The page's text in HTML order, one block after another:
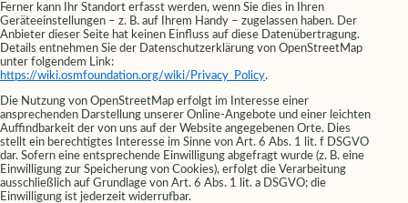
Ferner kann Ihr Standort erfasst werden, wenn Sie dies in Ihren
Geräteeinstellungen – z. B. auf Ihrem Handy – zugelassen haben. Der
Anbieter dieser Seite hat keinen Einfluss auf diese Datenübertragung.
Details entnehmen Sie der Datenschutzerklärung von OpenStreetMap
unter folgendem Link:
https://wiki.osmfoundation.org/wiki/Privacy_Policy.
Die Nutzung von OpenStreetMap erfolgt im Interesse einer
ansprechenden Darstellung unserer Online-Angebote und einer leichten
Auffindbarkeit der von uns auf der Website angegebenen Orte. Dies
stellt ein berechtigtes Interesse im Sinne von Art. 6 Abs. 1 lit. f DSGVO
dar. Sofern eine entsprechende Einwilligung abgefragt wurde (z. B. eine
Einwilligung zur Speicherung von Cookies), erfolgt die Verarbeitung
ausschließlich auf Grundlage von Art. 6 Abs. 1 lit. a DSGVO; die
Einwilligung ist jederzeit widerrufbar.